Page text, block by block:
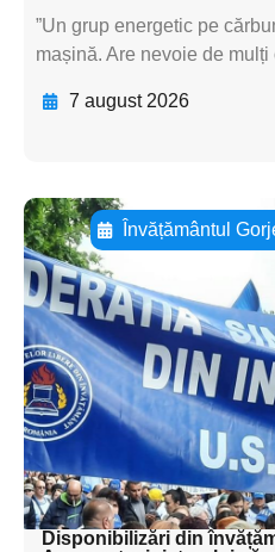
”Un grup energetic pe
mașină. Are nevoie de mulți
7 august 2026
Învățământul
Adaugă aici
textul pentru
textul pentru
textul
Disponibilizări din